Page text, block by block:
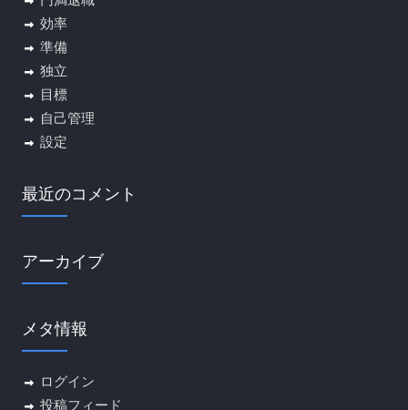
効率
準備
独立
目標
自己管理
設定
最近のコメント
アーカイブ
メタ情報
ログイン
投稿フィード